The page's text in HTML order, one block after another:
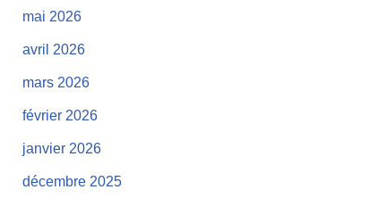
mai 2026
avril 2026
mars 2026
février 2026
janvier 2026
décembre 2025